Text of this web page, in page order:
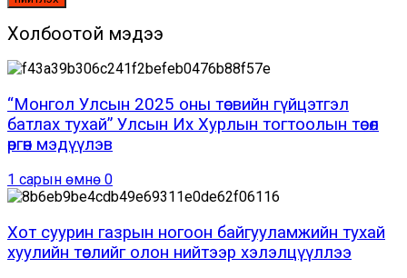
Холбоотой мэдээ
“Монгол Улсын 2025 оны төсвийн гүйцэтгэл
батлах тухай” Улсын Их Хурлын тогтоолын төсөл
өргөн мэдүүлэв
1 сарын өмнө 0
Хот суурин газрын ногоон байгууламжийн тухай
хуулийн төслийг олон нийтээр хэлэлцүүллээ